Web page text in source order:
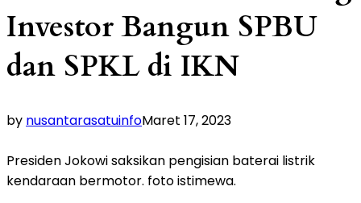
Investor Bangun SPBU
dan SPKL di IKN
by nusantarasatuinfoMaret 17, 2023
Presiden Jokowi saksikan pengisian baterai listrik
kendaraan bermotor. foto istimewa.